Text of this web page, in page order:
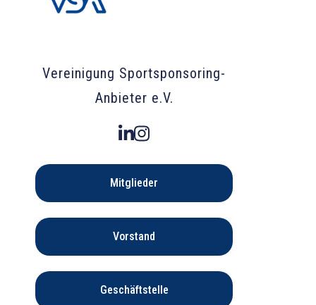
Vereinigung Sportsponsoring-
Anbieter e.V.
Mitglieder
Vorstand
Geschäftstelle